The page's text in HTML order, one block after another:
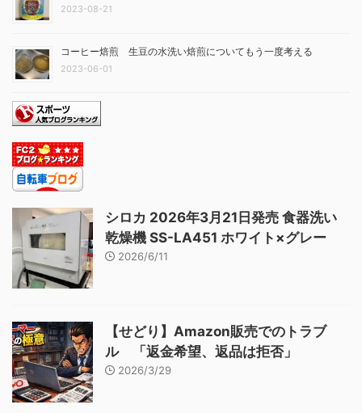
2023-08-21
コーヒー焙煎 生豆の水洗い焙煎についてもう一度考える
2023-06-01
シロカ 2026年3月21日発売 食器洗い
乾燥機 SS-LA451 ホワイト×グレー
2026/6/11
【せどり】Amazon販売でのトラブ
ル 「返金希望、返品は拒否」
2026/3/29